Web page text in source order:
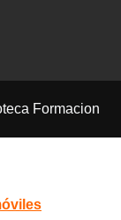
Formacion